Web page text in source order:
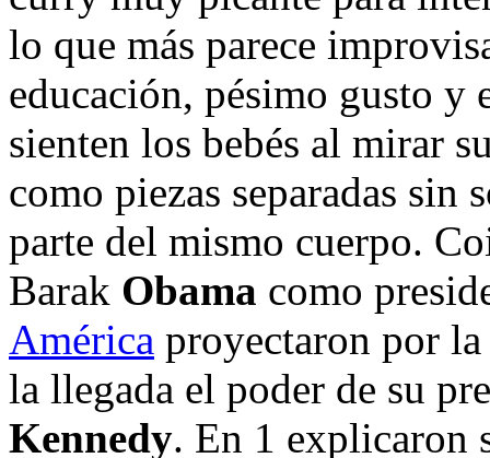
lo que más parece
educación, pésimo gusto y
sienten los bebés al mirar
como piezas separadas sin
parte del mismo cuerpo.
Barak Obama como
América proyectaron por
la llegada el poder de su
Kennedy. En 1 explicaron